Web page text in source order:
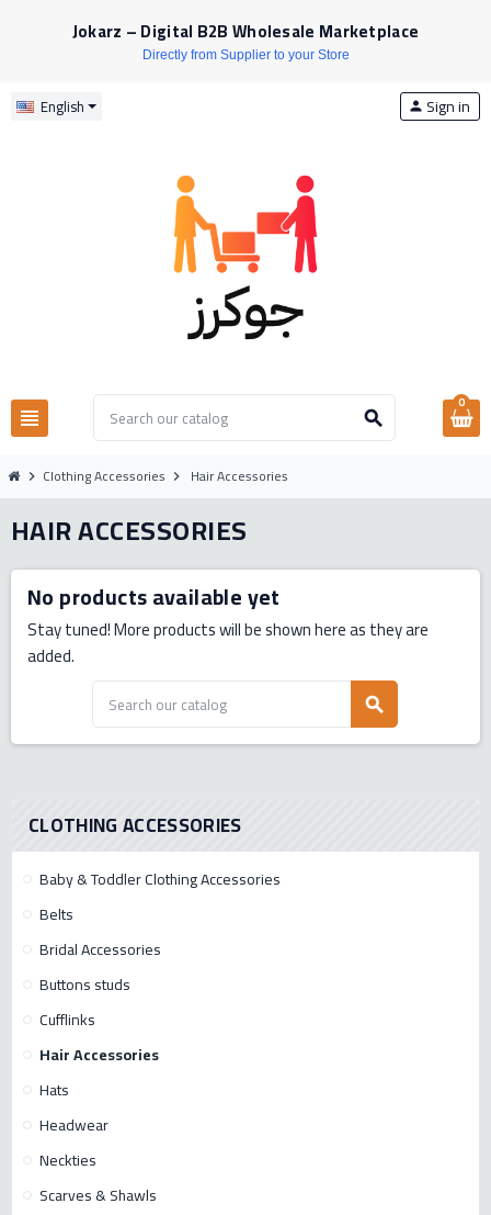
Jokarz – Digital B2B Wholesale Marketplace
Directly from Supplier to your Store
English
view_headline search
person Sign in
0
chevron_right Clothing Accessories chevron_right Hair Accessories
CLOTHING ACCESSORIES
Baby & Toddler Clothing Accessories
Belts
Bridal Accessories
Buttons studs
Cufflinks
Hair Accessories
Hats
Headwear
Neckties
Scarves & Shawls
HAIR ACCESSORIES
No products available yet
Stay tuned! More products will be shown here as they are
added.
search